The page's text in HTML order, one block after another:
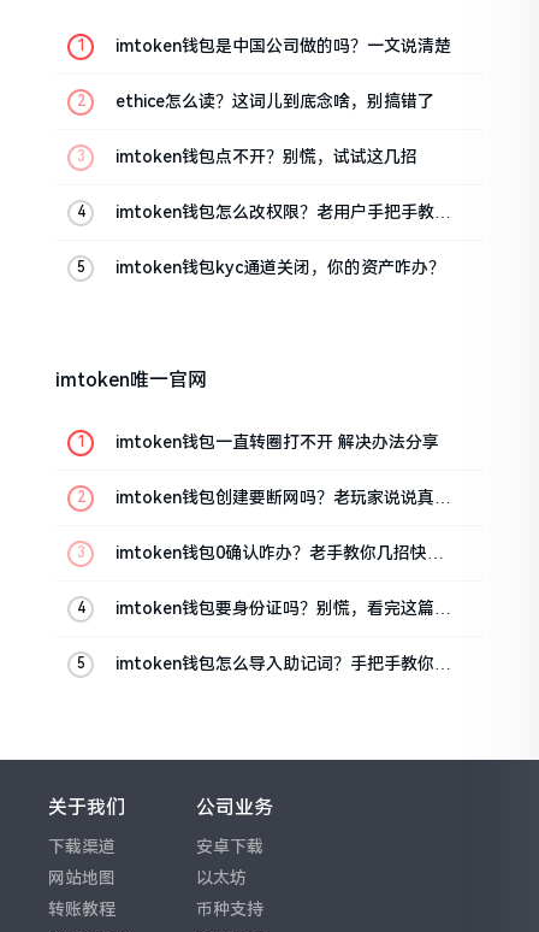
imtoken钱包是中国公司做的吗？一文说清楚
ethice怎么读？这词儿到底念啥，别搞错了
imtoken钱包点不开？别慌，试试这几招
imtoken钱包怎么改权限？老用户手把手教你
imtoken钱包kyc通道关闭，你的资产咋办？
imtoken唯一官网
imtoken钱包一直转圈打不开 解决办法分享
imtoken钱包创建要断网吗？老玩家说说真实
imtoken钱包0确认咋办？老手教你几招快速
imtoken钱包要身份证吗？别慌，看完这篇就
imtoken钱包怎么导入助记词？手把手教你找
关于我们
下载渠道
网站地图
转账教程
公司业务
安卓下载
以太坊
币种支持